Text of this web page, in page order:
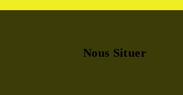
Nous Situer